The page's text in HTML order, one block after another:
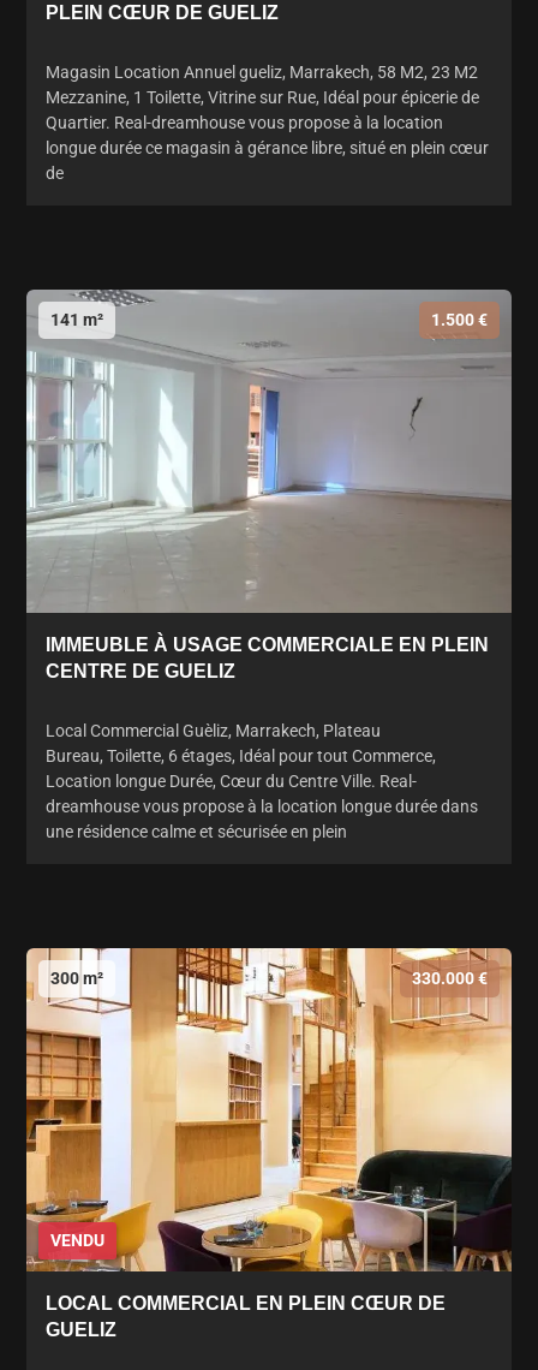
PLEIN CŒUR DE GUELIZ
Magasin Location Annuel gueliz, Marrakech, 58 M2, 23 M2
Mezzanine, 1 Toilette, Vitrine sur Rue, Idéal pour épicerie de
Quartier. Real-dreamhouse vous propose à la location
longue durée ce magasin à gérance libre, situé en plein cœur
de
141 m² 1.500 €
IMMEUBLE À USAGE COMMERCIALE EN PLEIN
CENTRE DE GUELIZ
Local Commercial Guèliz, Marrakech, Plateau
Bureau, Toilette, 6 étages, Idéal pour tout Commerce,
Location longue Durée, Cœur du Centre Ville. Real-
dreamhouse vous propose à la location longue durée dans
une résidence calme et sécurisée en plein
300 m² 330.000 €
VENDU
LOCAL COMMERCIAL EN PLEIN CŒUR DE
GUELIZ